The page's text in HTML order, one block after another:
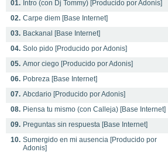
01. Intro (con Dj Tommy) [Producido por Adonis]
02. Carpe diem [Base Internet]
03. Backanal [Base Internet]
04. Solo pido [Producido por Adonis]
05. Amor ciego [Producido por Adonis]
06. Pobreza [Base Internet]
07. Abcdario [Producido por Adonis]
08. Piensa tu mismo (con Calleja) [Base Internet]
09. Preguntas sin respuesta [Base Internet]
10. Sumergido en mi ausencia [Producido por
Adonis]